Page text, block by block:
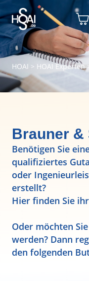
HOAI > HOAI Experten
Brauner &
Benötigen Sie
qualifiziertes
oder
erstellt?
Hier finden Sie
Oder möchten
werden? Dann
den folgenden